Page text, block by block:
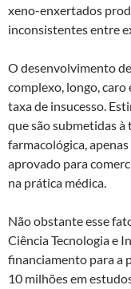
xeno-enxertados
inconsistentes entre
O desenvolvimento
complexo, longo,
taxa de insucesso.
que são submetidas
farmacológica,
aprovado para
na prática médica.
Não obstante esse
Ciência Tecnologia e
financiamento para a
10 milhões em